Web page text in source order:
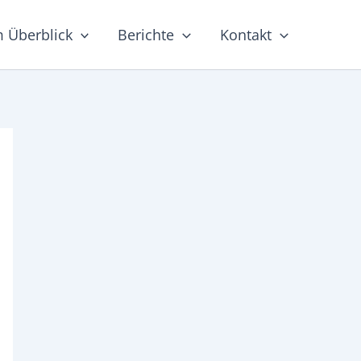
Überblick Berichte Kontakt